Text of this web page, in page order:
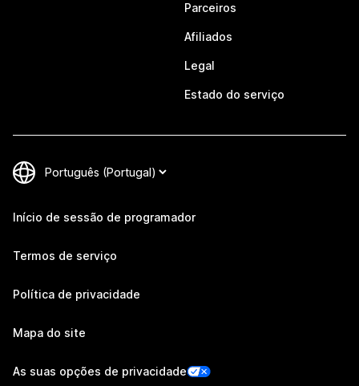
Parceiros
Afiliados
Legal
Estado do serviço
Início de sessão de programador
Termos de serviço
Política de privacidade
Mapa do site
As suas opções de privacidade